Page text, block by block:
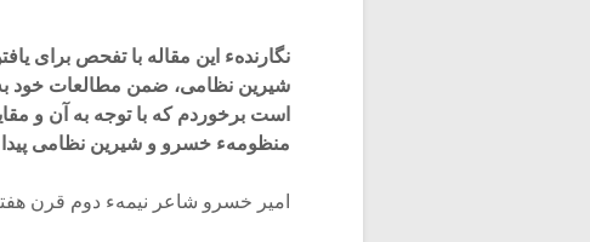
نگارندهء این مقاله با تفحص برای
شیرین‌ نظامی، ضمن مطالعات خود
است برخوردم که‌ با توجه به آن و
منظومهء خسرو و شیرین نظامی
امیر خسرو شاعر نیمهء دوم قرن